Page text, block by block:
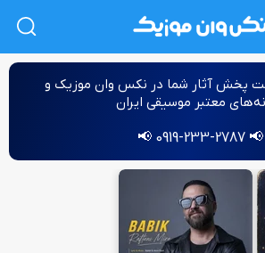
پخش آثار شما در نکس وان موزیک و
معتبر موسیقی ایران
📢 0919-233-2787 📢